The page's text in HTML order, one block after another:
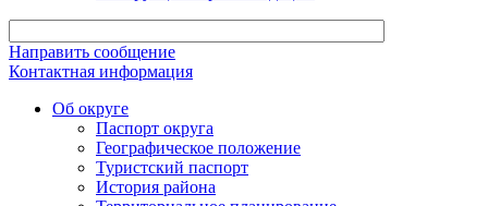
Направить сообщение
Контактная информация
Об округе
Паспорт округа
Географическое положение
Туристский паспорт
История района